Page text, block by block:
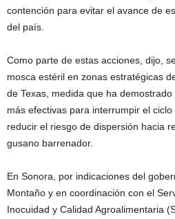
contención para evitar el avance de
del país.
Como parte de estas acciones, dijo,
mosca estéril en zonas estratégicas
de Texas, medida que ha
más efectivas para interrumpir el
reducir el riesgo de dispersión hacia
gusano barrenador.
En Sonora, por indicaciones del
Montaño y en coordinación con el
Inocuidad y Calidad Agroalimentaria